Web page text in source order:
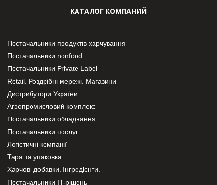
КАТАЛОГ КОМПАНИЙ
Постачальники продуктів харчування
Постачальники nonfood
Постачальники Private Label
Retail. Роздрібні мережі, Магазини
Дистрибутори України
Агропромисловий комплекс
Постачальники обладнання
Постачальники послуг
Логістичні компанії
Тара та упаковка
Харчові добавки. Інгредієнти.
Постачальники IT-рішень